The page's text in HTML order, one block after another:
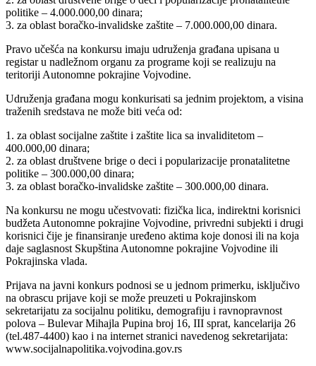
politike – 4.000.000,00 dinara;
3. za oblast boračko-invalidske zaštite – 7.000.000,00 dinara.
Pravo učešća na konkursu imaju udruženja građana upisana u
registar u nadležnom organu za programe koji se realizuju na
teritoriji Autonomne pokrajine Vojvodine.
Udruženja građana mogu konkurisati sa jednim projektom, a visina
traženih sredstava ne može biti veća od:
1. za oblast socijalne zaštite i zaštite lica sa invaliditetom –
400.000,00 dinara;
2. za oblast društvene brige o deci i popularizacije pronatalitetne
politike – 300.000,00 dinara;
3. za oblast boračko-invalidske zaštite – 300.000,00 dinara.
Na konkursu ne mogu učestvovati: fizička lica, indirektni korisnici
budžeta Autonomne pokrajine Vojvodine, privredni subjekti i drugi
korisnici čije je finansiranje uređeno aktima koje donosi ili na koja
daje saglasnost Skupština Autonomne pokrajine Vojvodine ili
Pokrajinska vlada.
Prijava na javni konkurs podnosi se u jednom primerku, isključivo
na obrascu prijave koji se može preuzeti u Pokrajinskom
sekretarijatu za socijalnu politiku, demografiju i ravnopravnost
polova – Bulevar Mihajla Pupina broj 16, III sprat, kancelarija 26
(tel.487-4400) kao i na internet stranici navedenog sekretarijata:
www.socijalnapolitika.vojvodina.gov.rs